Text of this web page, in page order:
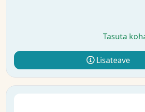
Tasuta
Lisateave